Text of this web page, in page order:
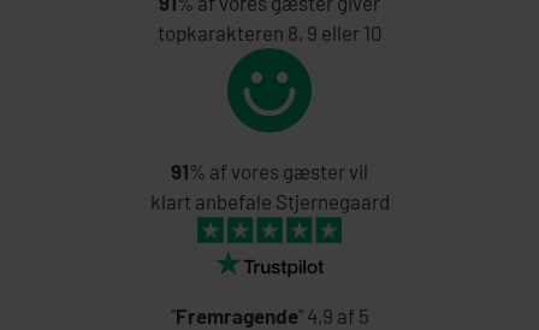
topkarakteren 8, 9 eller 10
91% af vores gæster vil
klart anbefale Stjernegaard
"Fremragende" 4,9 af 5